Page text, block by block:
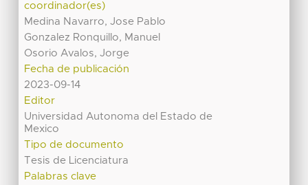
coordinador(es)
Medina Navarro, Jose Pablo
Gonzalez Ronquillo, Manuel
Osorio Avalos, Jorge
Fecha de publicación
2023-09-14
Editor
Universidad Autonoma del Estado de
Mexico
Tipo de documento
Tesis de Licenciatura
Palabras clave